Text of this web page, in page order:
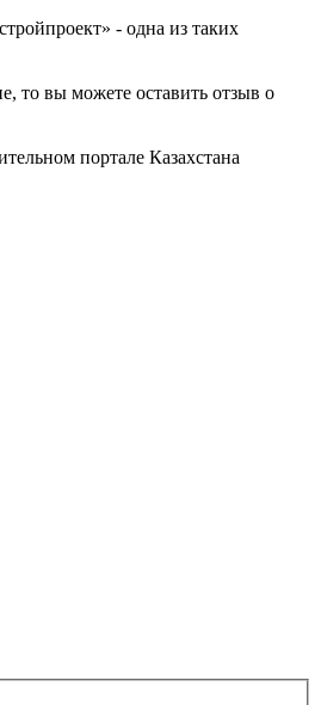
- одна из таких
то вы можете оставить отзыв о
портале Казахстана